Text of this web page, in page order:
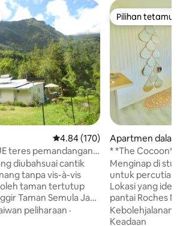
Penarafan purata 4.84 daripada
4.84 (170)
teres pemandangan
diubahsuai cantik
tanpa vis-à-vis
oleh taman tertutup
Taman Semula Jadi
sebagai Tapak
pemandangan
peliharaan ·
Pilihan tetamu
Pilihan tetamu
Apartmen dalam
s les Bains
* *The Cocoon* *
tengah St Gilles
Menginap di
untuk percutian
Lokasi yang ideal
pantai Roches
Nikmati dapur
ruang tamu yang
Kebolehjalanan
Keadaan